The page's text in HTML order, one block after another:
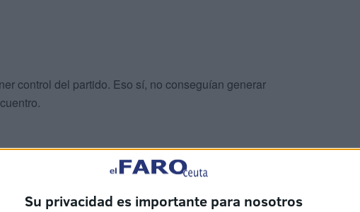
Su privacidad es importante para nosotros
control del partido. Eso sí, no conseguían generar
de cambios, el equipo consiguió meter al Xerez
desde entonces, buscaban juego directo, con lo que